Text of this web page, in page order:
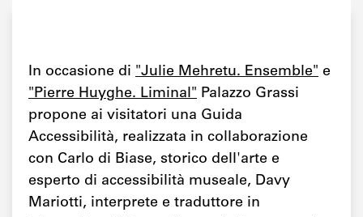
In occasione di "Julie Mehretu. Ensemble" e
"Pierre Huyghe. Liminal" Palazzo Grassi
propone ai visitatori una Guida
Accessibilità, realizzata in collaborazione
con Carlo di Biase, storico dell'arte e
esperto di accessibilità museale, Davy
Mariotti, interprete e traduttore in